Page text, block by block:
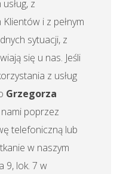
z
i z pełnym
sytuacji, z
się u nas. Jeśli
z usług
Grzegorza
poprzez
telefoniczną lub
w naszym
9, lok. 7 w